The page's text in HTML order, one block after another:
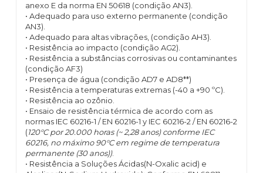
anexo E da norma EN 50618 (condição AN3).
• Adequado para uso externo permanente (condição
AN3).
• Adequado para altas vibrações, (condição AH3).
• Resistência ao impacto (condição AG2).
• Resistência a substâncias corrosivas ou contaminantes
(condição AF3)
• Presença de água (condição AD7 e AD8**)
• Resistência a temperaturas extremas (-40 a +90 ºC).
• Resistência ao ozônio.
• Ensaio de resistência térmica de acordo com as
normas IEC 60216-1 / EN 60216-1 y IEC 60216-2 / EN 60216-2
(120°C por 20.000 horas (~ 2,28 anos) conforme IEC
60216, no máximo 90°C em regime de temperatura
permanente (30 anos)).
• Resistência a Soluções Ácidas(N-Oxalic acid) e